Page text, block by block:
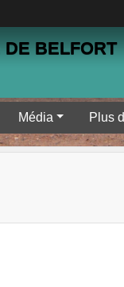
DE BELFORT
Média Plus